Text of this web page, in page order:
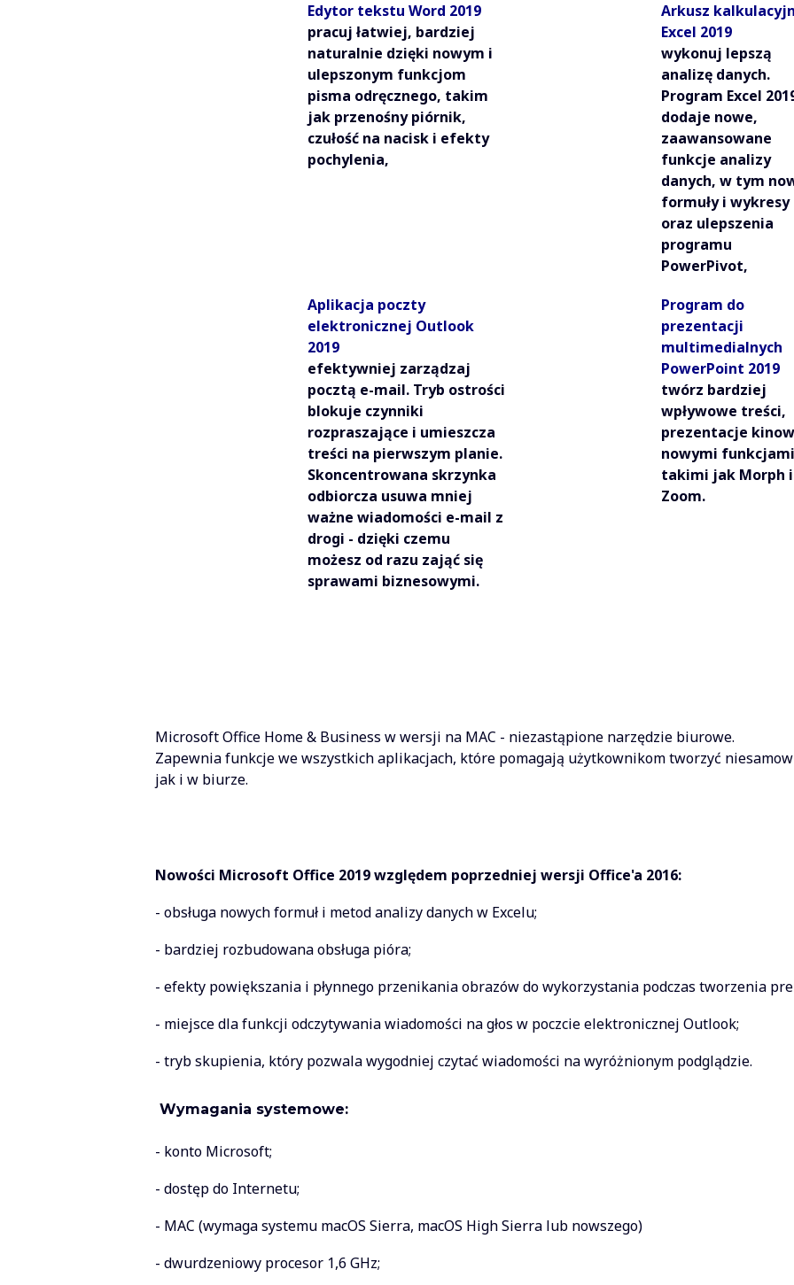
Edytor tekstu Word 2019
pracuj łatwiej, bardziej
naturalnie dzięki nowym i
ulepszonym funkcjom
pisma odręcznego, takim
jak przenośny piórnik,
czułość na nacisk i efekty
pochylenia,
Arkusz
Excel 2019
wykonuj lepszą
analizę danych.
Program Excel
dodaje nowe,
zaawansowane
funkcje analizy
danych, w tym
formuły i wykresy
oraz ulepszenia
programu
PowerPivot,
Aplikacja poczty
elektronicznej Outlook
2019
efektywniej zarządzaj
pocztą e-mail. Tryb ostrości
blokuje czynniki
rozpraszające i umieszcza
treści na pierwszym planie.
Skoncentrowana skrzynka
odbiorcza usuwa mniej
ważne wiadomości e-mail z
drogi - dzięki czemu
możesz od razu zająć się
sprawami biznesowymi.
Program do
prezentacji
multimedialnych
PowerPoint 2019
twórz bardziej
wpływowe treści,
prezentacje
nowymi
takimi jak Morph i
Zoom.
Microsoft Office Home & Business w wersji na MAC - niezastąpione narzędzie biurowe.
Zapewnia funkcje we wszystkich aplikacjach, które pomagają użytkownikom tworzyć
jak i w biurze.
Nowości Microsoft Office 2019 względem poprzedniej wersji Office'a 2016:
- obsługa nowych formuł i metod analizy danych w Excelu;
- bardziej rozbudowana obsługa pióra;
- efekty powiększania i płynnego przenikania obrazów do wykorzystania podczas tworzenia
- miejsce dla funkcji odczytywania wiadomości na głos w poczcie elektronicznej Outlook;
- tryb skupienia, który pozwala wygodniej czytać wiadomości na wyróżnionym podglądzie.
Wymagania systemowe:
- konto Microsoft;
- dostęp do Internetu;
- MAC (wymaga systemu macOS Sierra, macOS High Sierra lub nowszego)
- dwurdzeniowy procesor 1,6 GHz;